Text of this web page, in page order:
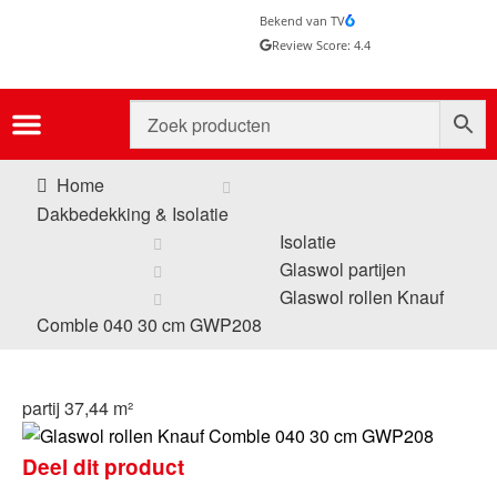
Bekend van TV
Review Score: 4.4
Home
Dakbedekking & Isolatie
Isolatie
Glaswol partijen
Glaswol rollen Knauf
Comble 040 30 cm GWP208
partij 37,44 m²
Deel dit product